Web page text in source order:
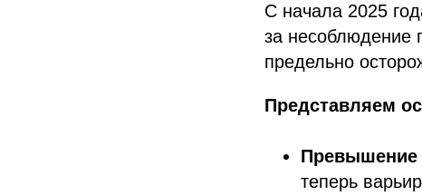
С начала 2025
за несоблюдение
предельно
Представляем
Превышение
теперь